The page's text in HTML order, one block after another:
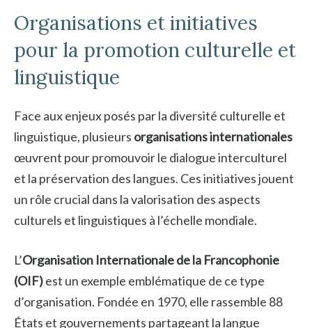
Organisations et initiatives
pour la promotion culturelle et
linguistique
Face aux enjeux posés par la diversité culturelle et
linguistique, plusieurs organisations internationales
œuvrent pour promouvoir le dialogue interculturel
et la préservation des langues. Ces initiatives jouent
un rôle crucial dans la valorisation des aspects
culturels et linguistiques à l’échelle mondiale.
L’Organisation Internationale de la Francophonie
(OIF)est un exemple emblématique de ce type
d’organisation. Fondée en 1970, elle rassemble 88
États et gouvernements partageant la langue